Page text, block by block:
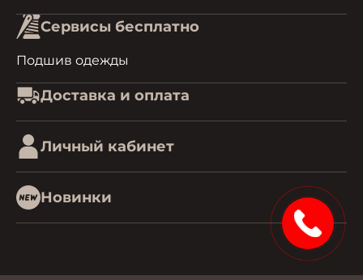
Сервисы бесплатно
Подшив одежды
Доставка и оплата
Личный кабинет
Новинки